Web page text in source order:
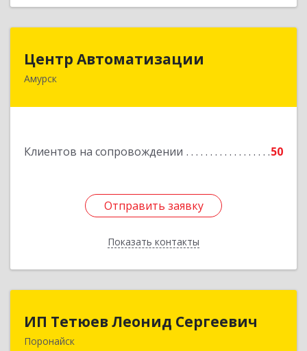
Центр Автоматизации
Амурск
Клиентов на сопровождении 50
Отправить заявку
Показать контакты
682640, Хабаровский край, Амурск г, Мира пр-
Отправить заявку
Назад
ИП Тетюев Леонид Сергеевич
Поронайск
694242, Сахалинская обл, Поронайск г, Фрунзе